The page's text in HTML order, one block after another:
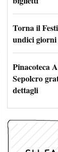
Torna il
undici giorni
Pinacoteca
Sepolcro
dettagli